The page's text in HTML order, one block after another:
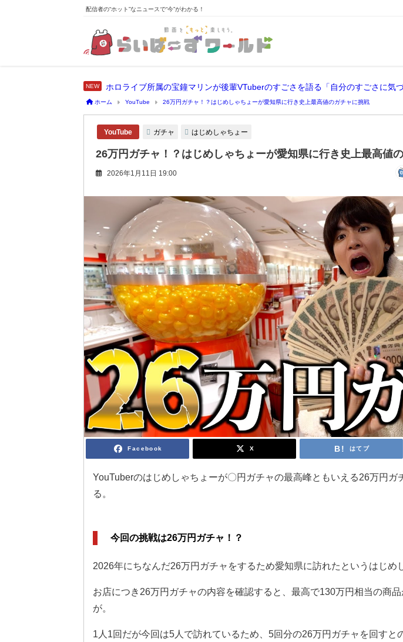
配信者の“ホット”なニュースで“今”がわかる！
ホーム YouTube 26万円ガチャ！？はじめしゃちょーが愛知県に行き史上最高値のガチャに挑戦
YouTube ガチャ はじめしゃちょー
26万円ガチャ！？はじめしゃちょーが愛知県に行き史上最高値
2026年1月11日 19:00
Facebook X はてブ
YouTuberのはじめしゃちょーが〇円ガチャの最高峰ともいえる26万円ガ
る。
今回の挑戦は26万円ガチャ！？
2026年にちなんだ26万円ガチャをするため愛知県に訪れたというはじめ
お店につき26万円ガチャの内容を確認すると、最高で130万円相当の商
が。
1人1回だが今回は5人で訪れているため、5回分の26万円ガチャを回すと